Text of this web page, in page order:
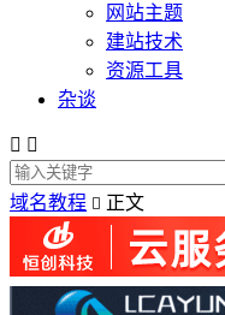
网站主题
建站技术
资源工具
杂谈
 
域名教程  正文